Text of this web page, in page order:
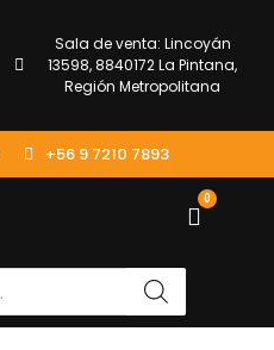
Sala de venta: Lincoyán
13598, 8840172 La Pintana,
Región Metropolitana
+56 9 7210 7893
0